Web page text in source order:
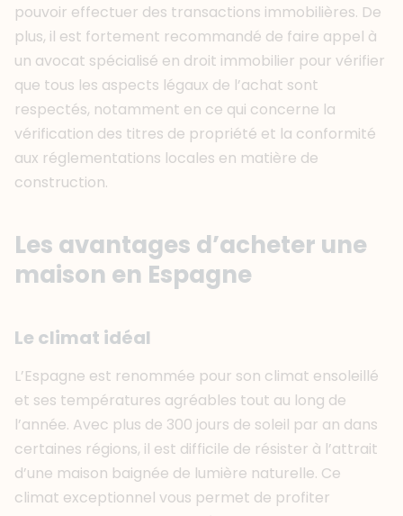
pouvoir effectuer des transactions immobilières. De
plus, il est fortement recommandé de faire appel à
un avocat spécialisé en droit immobilier pour vérifier
que tous les aspects légaux de l’achat sont
respectés, notamment en ce qui concerne la
vérification des titres de propriété et la conformité
aux réglementations locales en matière de
construction.
Les avantages d’acheter une
maison en Espagne
Le climat idéal
L’Espagne est renommée pour son climat ensoleillé
et ses températures agréables tout au long de
l’année. Avec plus de 300 jours de soleil par an dans
certaines régions, il est difficile de résister à l’attrait
d’une maison baignée de lumière naturelle. Ce
climat exceptionnel vous permet de profiter